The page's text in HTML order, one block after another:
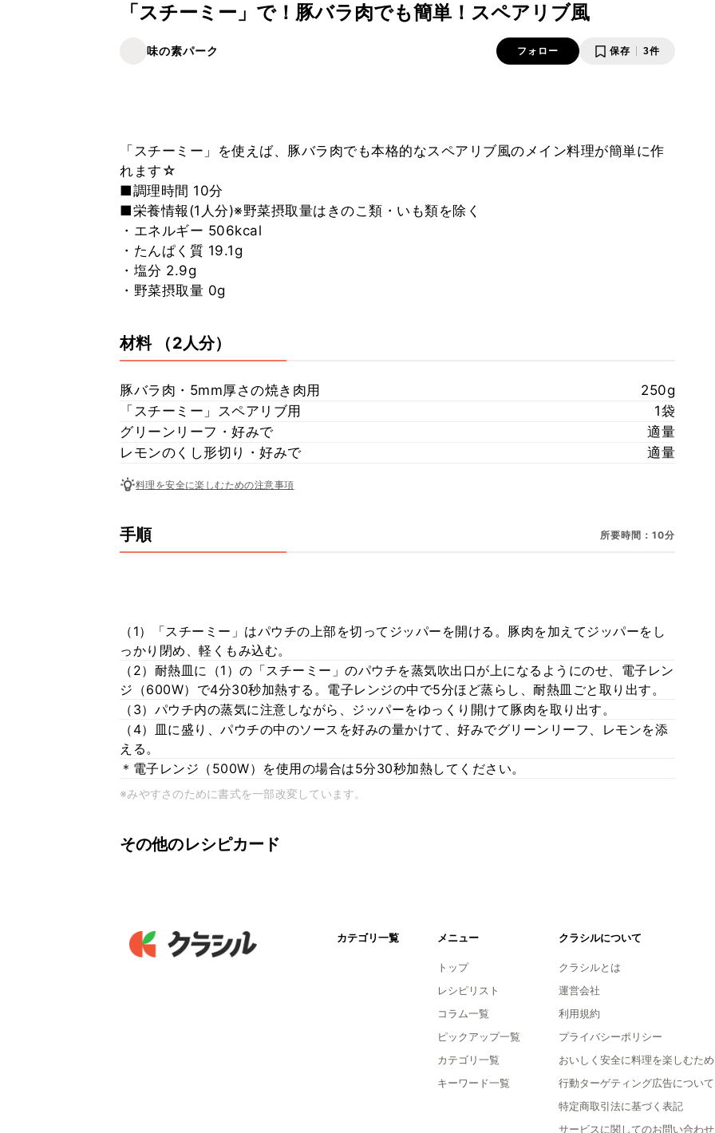
「スチーミー」で！豚バラ肉でも簡単！スペアリブ風
味の素パーク フォロー 保存 3件
「スチーミー」を使えば、豚バラ肉でも本格的なスペアリブ風のメイン料理が簡単に作
れます☆
■調理時間 10分
■栄養情報(1人分)※野菜摂取量はきのこ類・いも類を除く
・エネルギー 506kcal
・たんぱく質 19.1g
・塩分 2.9g
・野菜摂取量 0g
材料 （2人分）
豚バラ肉・5mm厚さの焼き肉用
250g
「スチーミー」スペアリブ用
1袋
グリーンリーフ・好みで
適量
レモンのくし形切り・好みで
適量
料理を安全に楽しむための注意事項
手順 所要時間：10分
（1）「スチーミー」はパウチの上部を切ってジッパーを開ける。豚肉を加えてジッパーをし
っかり閉め、軽くもみ込む。
（2）耐熱皿に（1）の「スチーミー」のパウチを蒸気吹出口が上になるようにのせ、電子レン
ジ（600W）で4分30秒加熱する。電子レンジの中で5分ほど蒸らし、耐熱皿ごと取り出す。
（3）パウチ内の蒸気に注意しながら、ジッパーをゆっくり開けて豚肉を取り出す。
（4）皿に盛り、パウチの中のソースを好みの量かけて、好みでグリーンリーフ、レモンを添
える。
＊電子レンジ（500W）を使用の場合は5分30秒加熱してください。
※みやすさのために書式を一部改変しています。
その他のレシピカード
カテゴリ一覧 メニュー
トップ
レシピリスト
コラム一覧
ピックアップ一覧
カテゴリ一覧
キーワード一覧
クラシルについて
クラシルとは
運営会社
利用規約
プライバシーポリシー
おいしく安全に料理を楽しむため
行動ターゲティング広告について
特定商取引法に基づく表記
サービスに関してのお問い合わせ